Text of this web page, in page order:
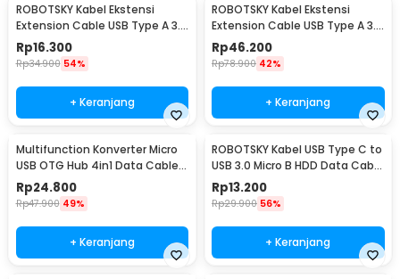
ROBOTSKY Kabel Ekstensi
Extension Cable USB Type A 3.0
Male ke Female 1.5M - A27
Rp16.300
Rp34.900 54%
+ Keranjang
ROBOTSKY Kabel Ekstensi
Extension Cable USB Type A 3.0
Male ke Female 5M - A27
Rp46.200
Rp78.900 42%
+ Keranjang
Multifunction Konverter Micro
USB OTG Hub 4in1 Data Cable
& Charge 3 Port - M3H4
Rp24.800
Rp47.900 49%
+ Keranjang
ROBOTSKY Kabel USB Type C to
USB 3.0 Micro B HDD Data Cable
1M - SGC10
Rp13.200
Rp29.900 56%
+ Keranjang